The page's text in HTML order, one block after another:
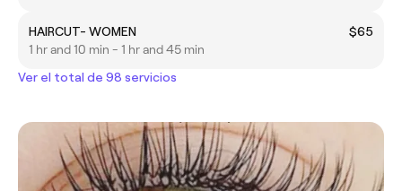
HAIRCUT- WOMEN
$65
1 hr and 10 min - 1 hr and 45 min
Ver el total de 98 servicios